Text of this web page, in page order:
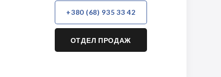
+380 (68) 935 33 42
ОТДЕЛ ПРОДАЖ